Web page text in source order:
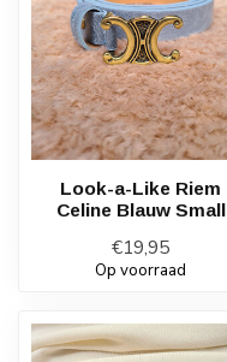
Look-a-Like Riem
Celine Blauw Small
€19,95
Op voorraad